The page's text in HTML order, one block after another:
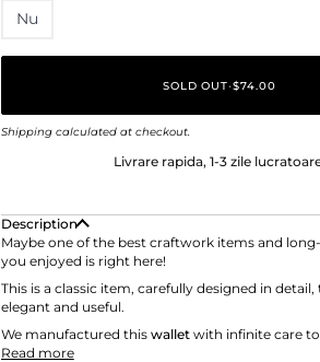
Nu
SOLD OUT•$74.00
Shippingcalculated at checkout.
Livrare rapida, 1-3 zile
Description
Maybe one of the best craftwork items and
you enjoyed is right here!
This is a classic item, carefully designed in
elegant and useful.
We manufactured this walletwith infinite care to
Read more